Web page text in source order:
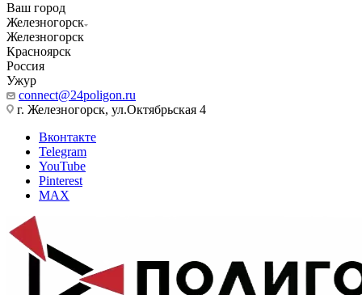
Ваш город
Железногорск
Железногорск
Красноярск
Россия
Ужур
connect@24poligon.ru
г. Железногорск, ул.Октябрьская 4
Вконтакте
Telegram
YouTube
Pinterest
MAX